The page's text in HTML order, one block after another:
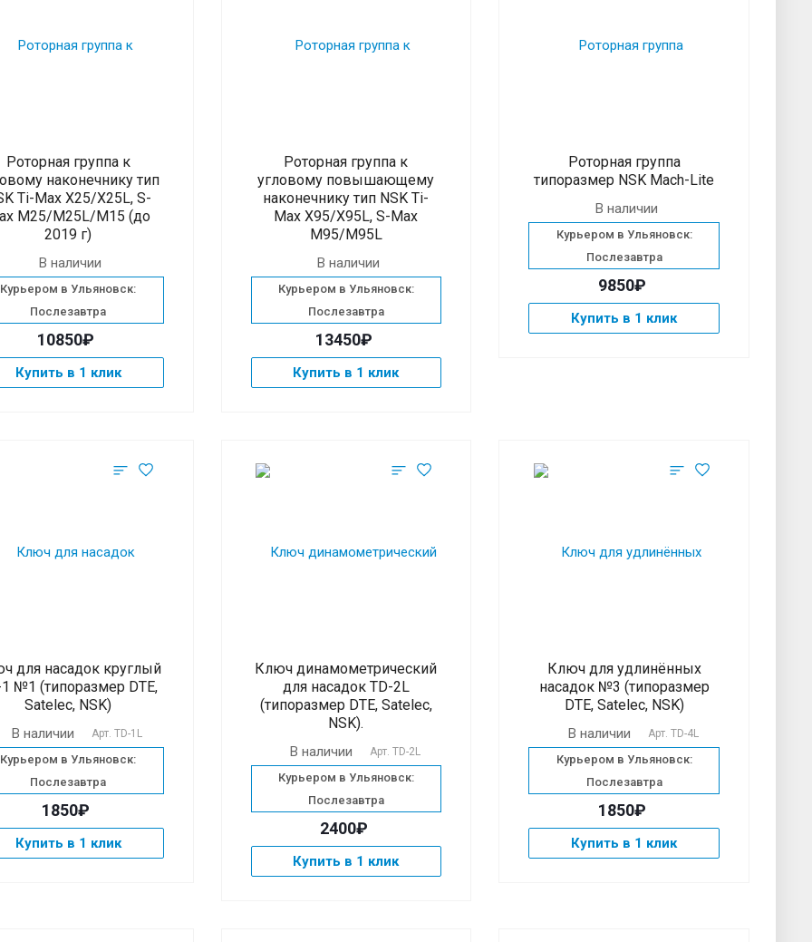
Роторная группа к
наконечнику тип
Ti-Max X25/X25L, S-
M25/M25L/M15 (до
2019 г)
В наличии
Курьером в Ульяновск:
Послезавтра
10850₽
Купить в 1 клик
Роторная группа к
угловому повышающему
наконечнику тип NSK Ti-
Max X95/X95L, S-Max
M95/M95L
В наличии
Курьером в Ульяновск:
Послезавтра
13450₽
Купить в 1 клик
Роторная группа
типоразмер NSK Mach-Lite
В наличии
Курьером в Ульяновск:
Послезавтра
9850₽
Купить в 1 клик
для насадок круглый
№1 (типоразмер DTE,
Satelec, NSK)
В наличии Арт.TD-1L
Курьером в Ульяновск:
Послезавтра
1850₽
Купить в 1 клик
Ключ динамометрический
для насадок TD-2L
(типоразмер DTE, Satelec,
NSK).
В наличии Арт. TD-2L
Курьером в Ульяновск:
Послезавтра
2400₽
Купить в 1 клик
Ключ для удлинённых
насадок №3 (типоразмер
DTE, Satelec, NSK)
В наличии Арт. TD-4L
Курьером в Ульяновск:
Послезавтра
1850₽
Купить в 1 клик